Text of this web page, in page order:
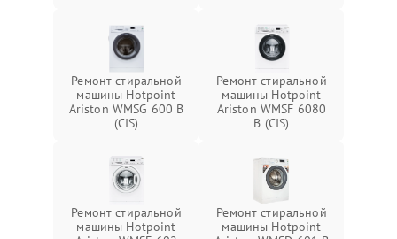
Ремонт стиральной
машины Hotpoint
Ariston WMSG 600 B
(CIS)
Ремонт стиральной
машины Hotpoint
Ariston WMSF 6080
B (CIS)
Ремонт стиральной
машины Hotpoint
Ремонт стиральной
машины Hotpoint